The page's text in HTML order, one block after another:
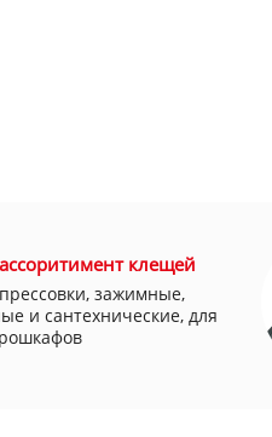
клещей
зажимные,
и сантехнические, для